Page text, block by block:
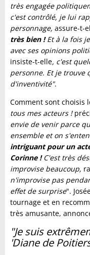
très engagée
c'est contrôlé, je lui
personnage, assure-t-
très bien !Et à la fois
avec ses opinions
insiste-t-elle, c'est
personne. Et je trouve
d'inventivité".
Comment sont choisis
tous mes acteurs !
envie de venir parce
ensemble et on
intriguant pour un
Corinne !C'est très
improvise beaucoup,
n'improvise pas
effet de surprise".
tournage et en
très amusante,
"Je suis
'Diane de